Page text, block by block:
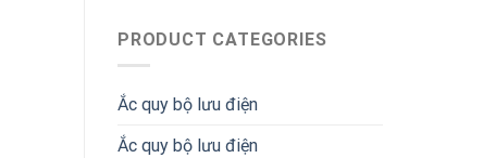
PRODUCT CATEGORIES
Ắc quy bộ lưu điện
Ắc quy bộ lưu điện